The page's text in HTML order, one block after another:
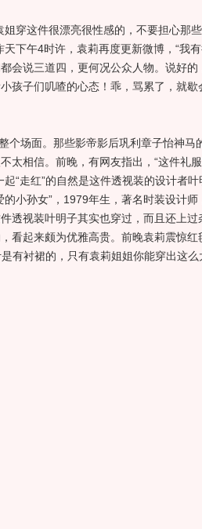
穿这件很漂亮很性感的，不要担心那
下午4时许，袁莉再度更新微博，“我
会说三道四，更何况公众人物。说好的
孩子们叽喳的心态！乖，骂累了，就歇
场面。那些影帝影后巩利章子怡神马
太相信。前晚，有网友指出，“这件礼
“走红”的自然是这件透视装的设计者叶
小孙女”，1979年生，著名时装设计师
透视装叶明子其实也穿过，而且还上过
看起来颇为优雅高贵。前晚袁莉震惊红
有衬裙的，只有袁莉姐姐你能穿出这么